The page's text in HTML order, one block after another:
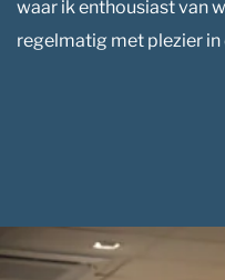
waar ik enthousiast van
regelmatig met plezier